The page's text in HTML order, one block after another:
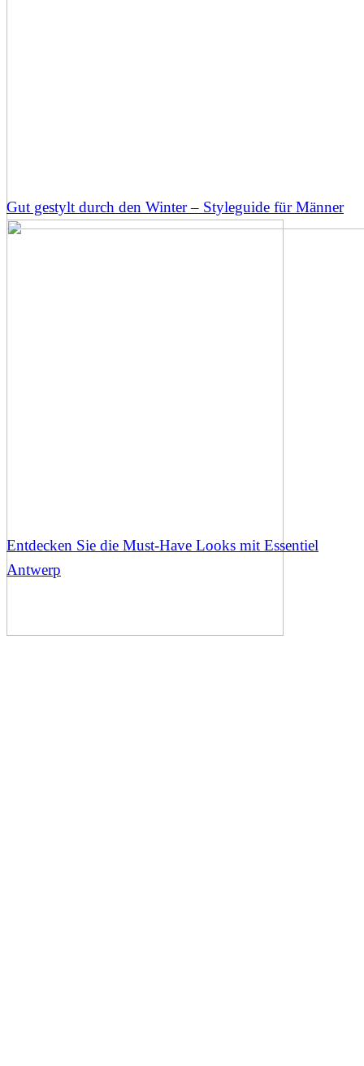
Gut gestylt durch den Winter – Styleguide für Männer
Entdecken Sie die Must-Have Looks mit Essentiel
Antwerp